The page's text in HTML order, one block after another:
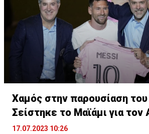
Χαμός στην παρουσίαση
Σείστηκε το Μαϊάμι για τον
σταρ
17.07.2023 10:26